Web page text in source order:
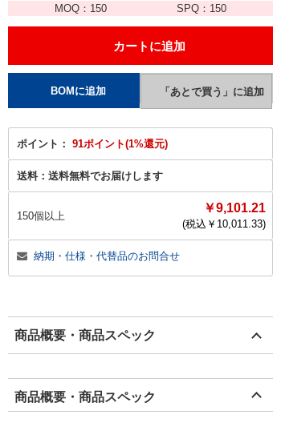
MOQ： 150 SPQ： 150
ポイント： 91ポイント(1%還元)
送料： 送料無料でお届けします
150個以上
￥9,101.21
(税込￥ 10,011.33)
納期・仕様・代替品のお問合せ
商品概要・商品スペック
商品概要・商品スペック